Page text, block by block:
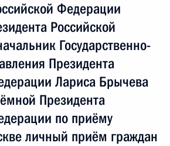
Федерации
Российской
Государственно-
Президента
Лариса Брычева
Президента
по приёму
личный приём граждан